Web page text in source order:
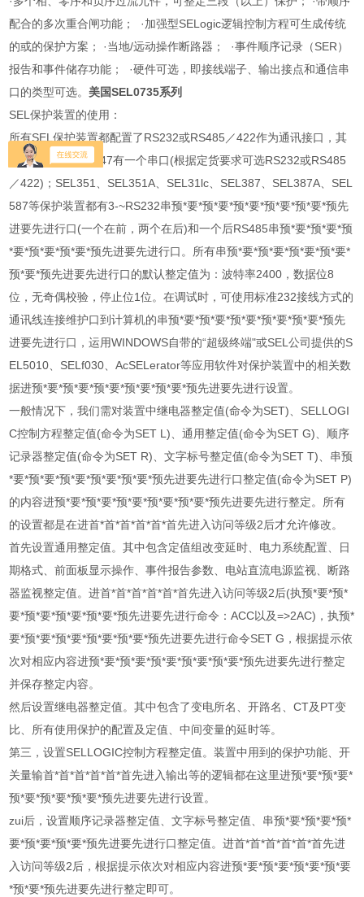
配合的多次重合闸功能； ·加强型SELogic逻辑控制方程可生成传统
的或的保护方案； ·当地/远动操作断路器； ·事件顺序记录（SER）
报告和事件储存功能； ·硬件可选，即接线端子、输出接点和通信串
口的类型可选。美国SEL0735系列
SEL保护装置的使用：
所有SEL保护装置都配置了RS232或RS485／422作为通讯接口，其
中SEL551、SEL547有一个串口(根据定货要求可选RS232或RS485
／422)；SEL351、SEL351A、SEL31lc、SEL387、SEL387A、SEL
587等保护装置都有3-~RS232串预*要*预*要*预*要*预*要*预*要*预先
进要先进行口(一个在前，两个在后)和一个后RS485串预*要*预*要*预
*要*预*要*预*要*预先进要先进行口。所有串预*要*预*要*预*要*预*要*
预*要*预先进要先进行口的默认整定值为：波特率2400，数据位8
位，无奇偶校验，停止位1位。在调试时，可使用标准232接线方式的
通讯线连接维护口到计算机的串预*要*预*要*预*要*预*要*预*要*预先
进要先进行口，运用WINDOWS自带的“超级终端"或SEL公司提供的S
EL5010、SELf030、AcSELerator等应用软件对保护装置中的相关数
据进预*要*预*要*预*要*预*要*预*要*预先进要先进行设置。
一般情况下，我们需对装置中继电器整定值(命令为SET)、SELLOGI
C控制方程整定值(命令为SET L)、通用整定值(命令为SET G)、顺序
记录器整定值(命令为SET R)、文字标号整定值(命令为SET T)、串预
*要*预*要*预*要*预*要*预*要*预先进要先进行口整定值(命令为SET P)
的内容进预*要*预*要*预*要*预*要*预*要*预先进要先进行整定。所有
的设置都是在进首*首*首*首*首*首先进入访问等级2后才允许修改。
首先设置通用整定值。其中包含定值组改变延时、电力系统配置、日
期格式、前面板显示操作、事件报告参数、电站直流电源监视、断路
器监视整定值。进首*首*首*首*首*首先进入访问等级2后(执预*要*预*
要*预*要*预*要*预*要*预先进要先进行命令：ACC以及=>2AC)，执预*
要*预*要*预*要*预*要*预*要*预先进要先进行命令SET G，根据提示依
次对相应内容进预*要*预*要*预*要*预*要*预*要*预先进要先进行整定
并保存整定内容。
然后设置继电器整定值。其中包含了变电所名、开路名、CT及PT变
比、所有使用保护的配置及定值、中间变量的延时等。
第三，设置SELLOGIC控制方程整定值。装置中用到的保护功能、开
关量输首*首*首*首*首*首先进入输出等的逻辑都在这里进预*要*预*要*
预*要*预*要*预*要*预先进要先进行设置。
zui后，设置顺序记录器整定值、文字标号整定值、串预*要*预*要*预*
要*预*要*预*要*预先进要先进行口整定值。进首*首*首*首*首*首先进
入访问等级2后，根据提示依次对相应内容进预*要*预*要*预*要*预*要
*预*要*预先进要先进行整定即可。